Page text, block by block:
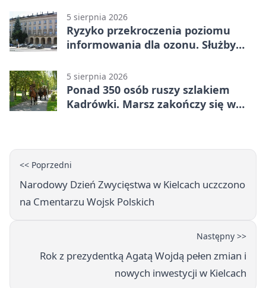
5 sierpnia 2026
Ryzyko przekroczenia poziomu
informowania dla ozonu. Służby
5 sierpnia 2026
Ponad 350 osób ruszy szlakiem
Kadrówki. Marsz zakończy się w
<< Poprzedni
Narodowy Dzień Zwycięstwa w Kielcach uczczono
na Cmentarzu Wojsk Polskich
Następny >>
Rok z prezydentką Agatą Wojdą pełen zmian i
nowych inwestycji w Kielcach